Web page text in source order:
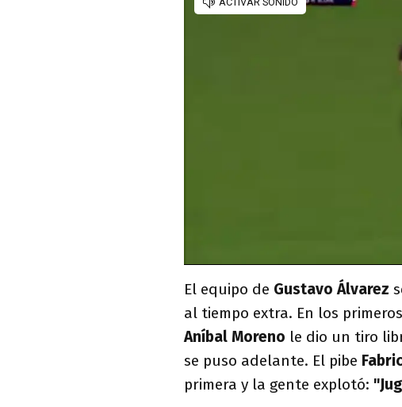
El equipo de Gustavo Álvarez
al tiempo extra. En los
Aníbal Moreno le dio un tiro
se puso adelante. El pibe
primera y la gente explotó: